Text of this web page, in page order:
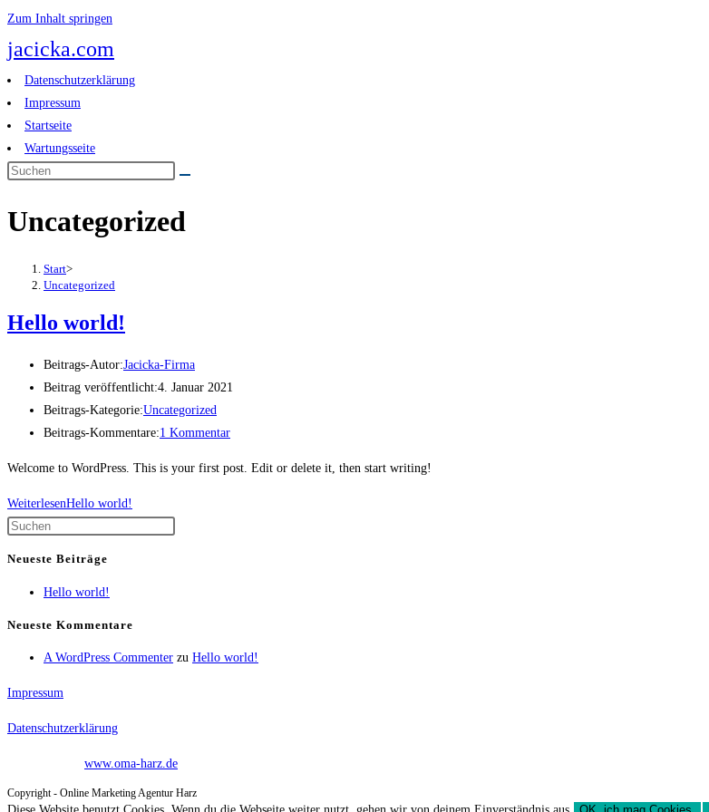
Zum Inhalt springen
jacicka.com
Datenschutzerklärung
Impressum
Startseite
Wartungsseite
Uncategorized
Start>
Uncategorized
Hello world!
Beitrags-Autor:Jacicka-Firma
Beitrag veröffentlicht:4. Januar 2021
Beitrags-Kategorie:Uncategorized
Beitrags-Kommentare:1 Kommentar
Welcome to WordPress. This is your first post. Edit or delete it, then start writing!
WeiterlesenHello world!
Neueste Beiträge
Hello world!
Neueste Kommentare
A WordPress Commenter zu Hello world!
Impressum
Datenschutzerklärung
www.oma-harz.de
Copyright - Online Marketing Agentur Harz